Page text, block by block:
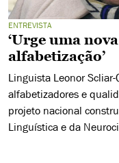
ENTREVISTA
‘Urge uma
alfabetização’
Linguista Leonor
alfabetizadores e
projeto nacional
Linguística e da